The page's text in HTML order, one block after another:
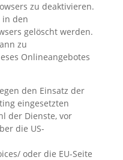
zu deaktivieren.
in den
gelöscht werden.
zu
Onlineangebotes
den Einsatz der
eingesetzten
der Dienste, vor
die US-
oder die EU-Seite